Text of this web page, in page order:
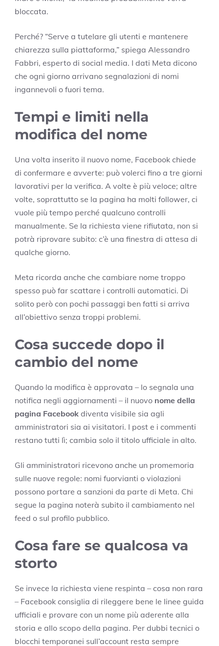
bloccata.
Perché? “Serve a tutelare gli utenti e mantenere
chiarezza sulla piattaforma,” spiega Alessandro
Fabbri, esperto di social media. I dati Meta dicono
che ogni giorno arrivano segnalazioni di nomi
ingannevoli o fuori tema.
Tempi e limiti nella
modifica del nome
Una volta inserito il nuovo nome, Facebook chiede
di confermare e avverte: può volerci fino a tre giorni
lavorativi per la verifica. A volte è più veloce; altre
volte, soprattutto se la pagina ha molti follower, ci
vuole più tempo perché qualcuno controlli
manualmente. Se la richiesta viene rifiutata, non si
potrà riprovare subito: c’è una finestra di attesa di
qualche giorno.
Meta ricorda anche che cambiare nome troppo
spesso può far scattare i controlli automatici. Di
solito però con pochi passaggi ben fatti si arriva
all’obiettivo senza troppi problemi.
Cosa succede dopo il
cambio del nome
Quando la modifica è approvata – lo segnala una
notifica negli aggiornamenti – il nuovo nome della
pagina Facebook diventa visibile sia agli
amministratori sia ai visitatori. I post e i commenti
restano tutti lì; cambia solo il titolo ufficiale in alto.
Gli amministratori ricevono anche un promemoria
sulle nuove regole: nomi fuorvianti o violazioni
possono portare a sanzioni da parte di Meta. Chi
segue la pagina noterà subito il cambiamento nel
feed o sul profilo pubblico.
Cosa fare se qualcosa va
storto
Se invece la richiesta viene respinta – cosa non rara
– Facebook consiglia di rileggere bene le linee guida
ufficiali e provare con un nome più aderente alla
storia e allo scopo della pagina. Per dubbi tecnici o
blocchi temporanei sull’account resta sempre